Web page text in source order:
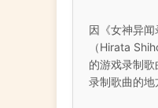
因《女神异
（Hirata
的游戏录制
录制歌曲的